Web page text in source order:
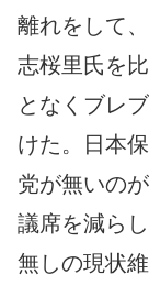
離れをして
志桜里氏を
となくブレ
けた。日本
党が無いの
議席を減ら
無しの現状